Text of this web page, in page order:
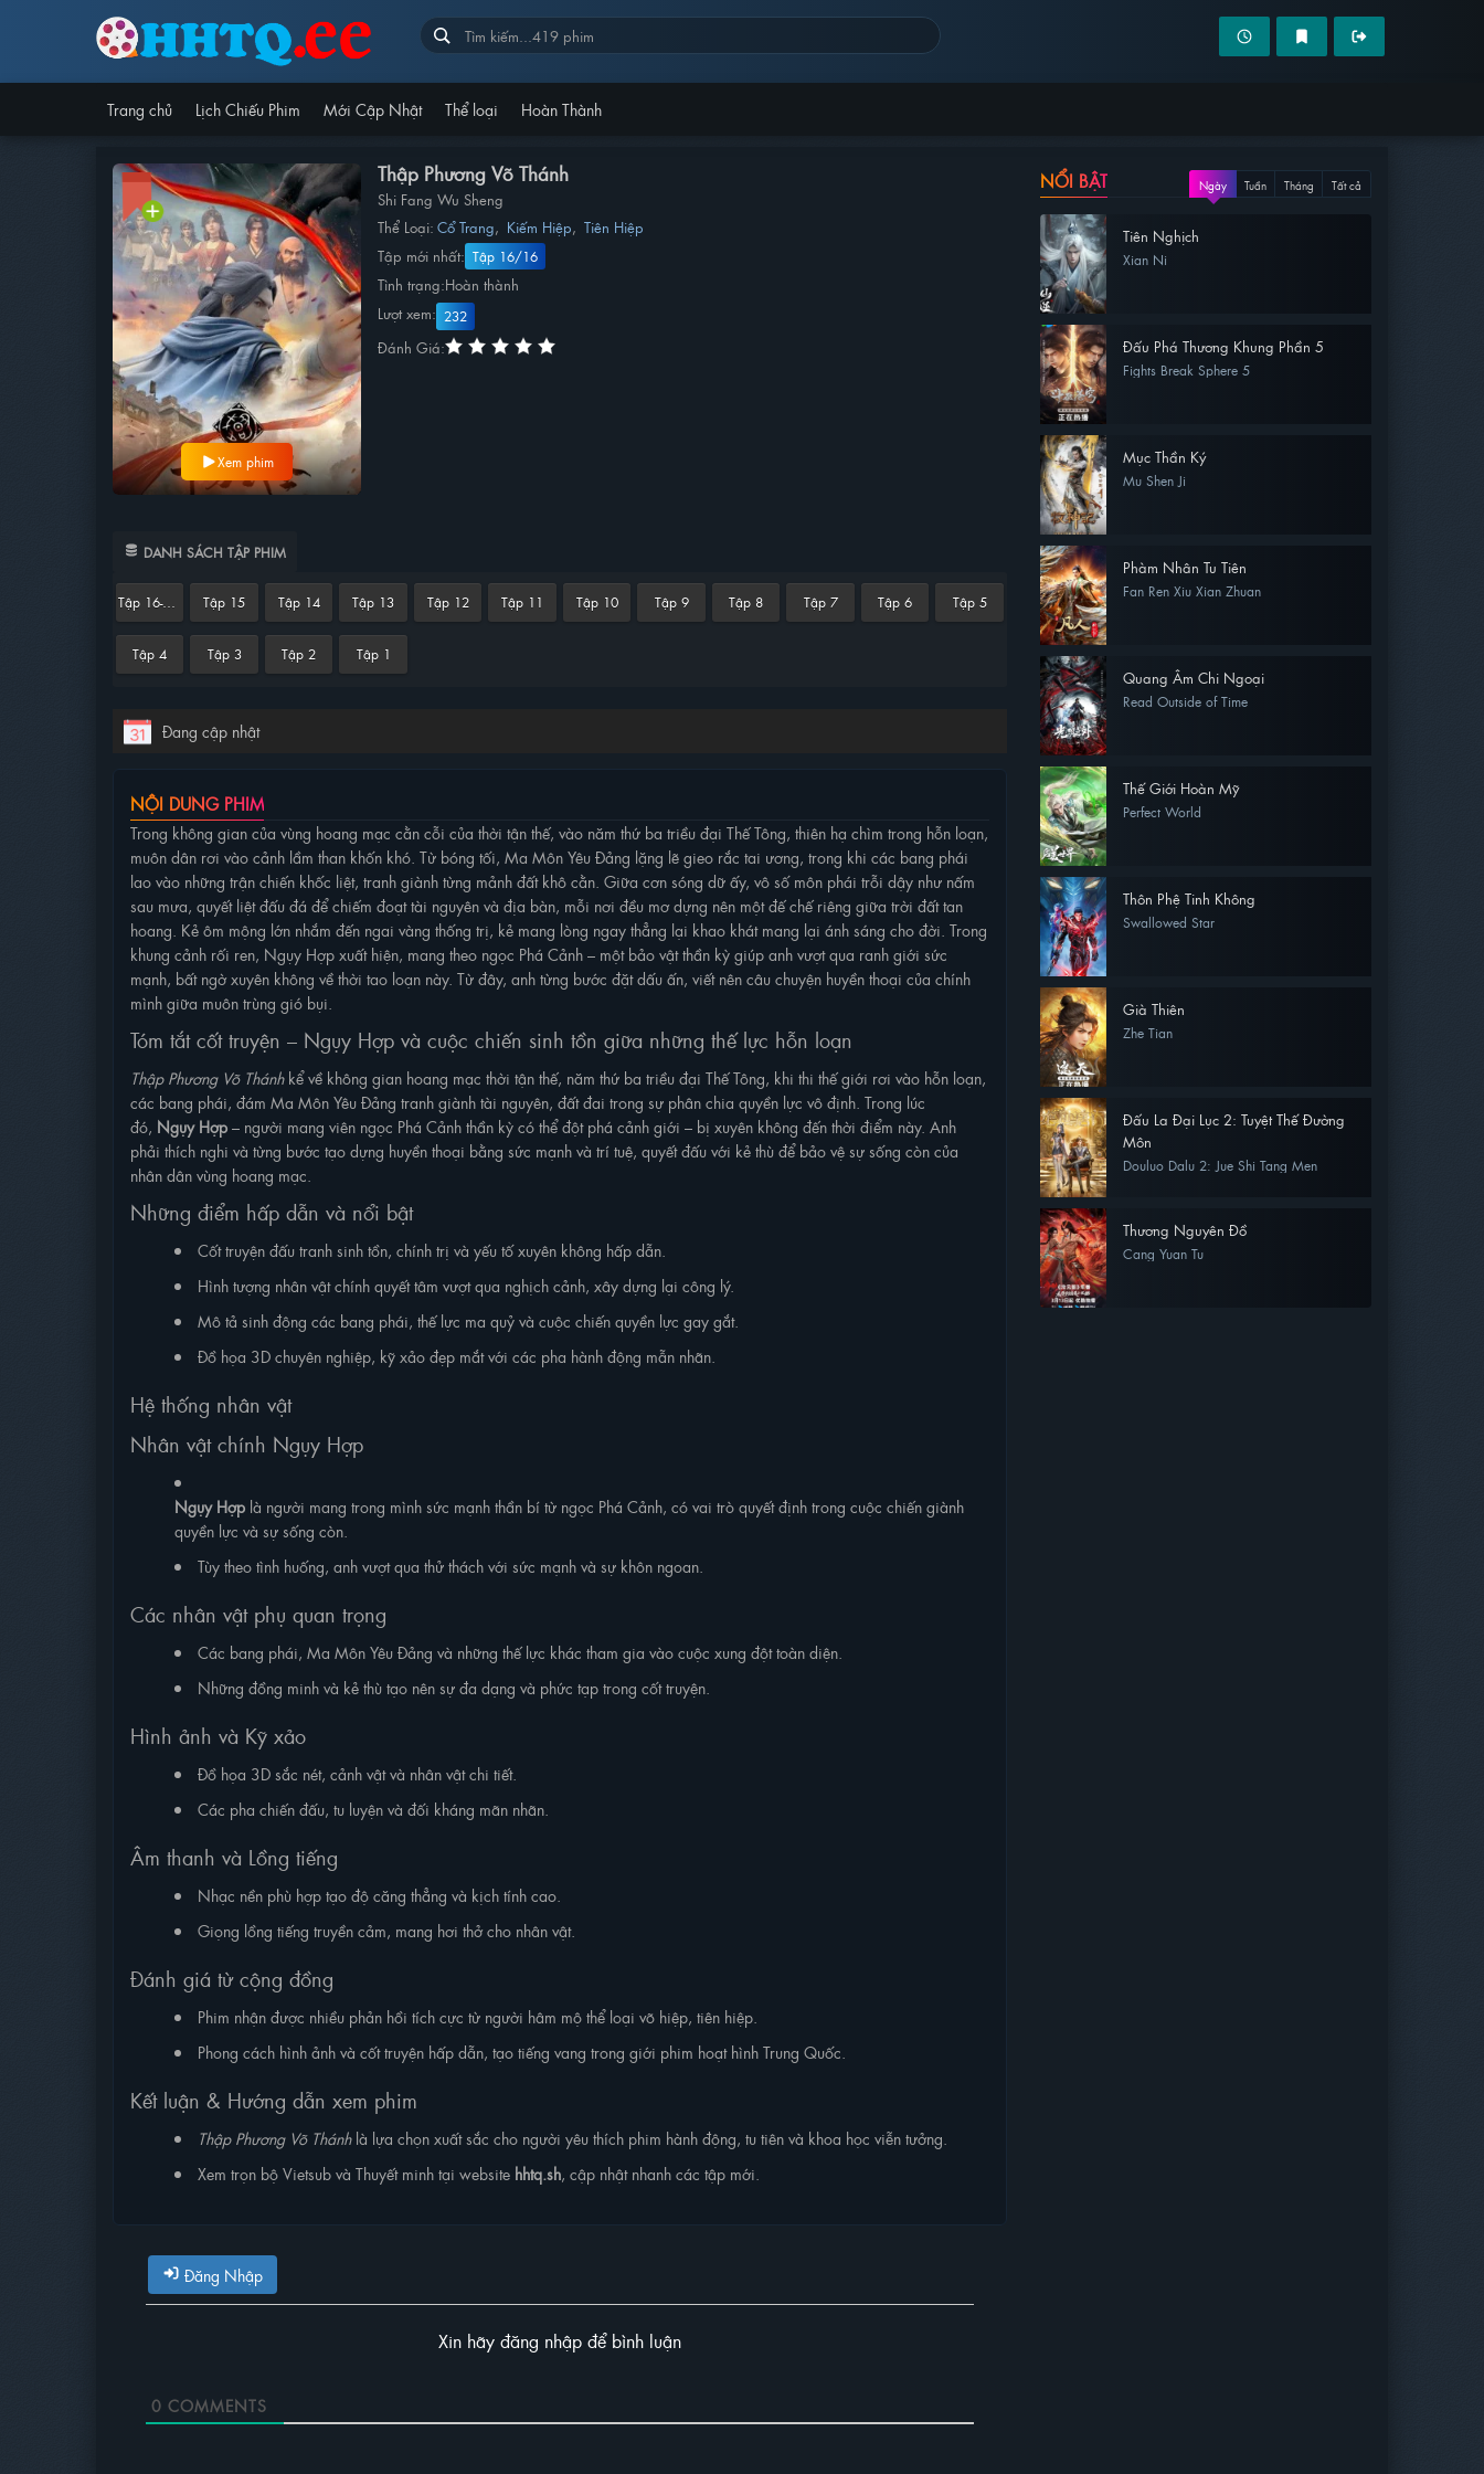
Trang chủ Lịch Chiếu Phim Mới Cập Nhật Thể loại Hoàn Thành
Xem phim
Thập Phương Võ Thánh
Shi Fang Wu Sheng
Thể Loại: Cổ Trang, Kiếm Hiệp, Tiên Hiệp
Tập mới nhất: Tập 16/16
Tình trạng:Hoàn thành
Lượt xem: 232
Đánh Giá:
DANH SÁCH TẬP PHIM
Tập 16-End Tập 15 Tập 14 Tập 13 Tập 12 Tập 11 Tập 10 Tập 9 Tập 8 Tập 7 Tập 6 Tập 5
Tập 4 Tập 3 Tập 2 Tập 1
Đang cập nhật
NỘI DUNG PHIM
Trong không gian của vùng hoang mạc cằn cỗi của thời tận thế, vào năm thứ ba triều đại Thế Tông, thiên hạ chìm trong hỗn loạn,
muôn dân rơi vào cảnh lầm than khốn khó. Từ bóng tối, Ma Môn Yêu Đảng lặng lẽ gieo rắc tai ương, trong khi các bang phái
lao vào những trận chiến khốc liệt, tranh giành từng mảnh đất khô cằn. Giữa cơn sóng dữ ấy, vô số môn phái trỗi dậy như nấm
sau mưa, quyết liệt đấu đá để chiếm đoạt tài nguyên và địa bàn, mỗi nơi đều mơ dựng nên một đế chế riêng giữa trời đất tan
hoang. Kẻ ôm mộng lớn nhắm đến ngai vàng thống trị, kẻ mang lòng ngay thẳng lại khao khát mang lại ánh sáng cho đời. Trong
khung cảnh rối ren, Ngụy Hợp xuất hiện, mang theo ngọc Phá Cảnh – một bảo vật thần kỳ giúp anh vượt qua ranh giới sức
mạnh, bất ngờ xuyên không về thời tao loạn này. Từ đây, anh từng bước đặt dấu ấn, viết nên câu chuyện huyền thoại của chính
mình giữa muôn trùng gió bụi.
Tóm tắt cốt truyện – Ngụy Hợp và cuộc chiến sinh tồn giữa những thế lực hỗn loạn
Thập Phương Võ Thánhkể về không gian hoang mạc thời tận thế, năm thứ ba triều đại Thế Tông, khi thi thế giới rơi vào hỗn loạn,
các bang phái, đám Ma Môn Yêu Đảng tranh giành tài nguyên, đất đai trong sự phân chia quyền lực vô định. Trong lúc
đó, Ngụy Hợp– người mang viên ngọc Phá Cảnh thần kỳ có thể đột phá cảnh giới – bị xuyên không đến thời điểm này. Anh
phải thích nghi và từng bước tạo dựng huyền thoại bằng sức mạnh và trí tuệ, quyết đấu với kẻ thù để bảo vệ sự sống còn của
nhân dân vùng hoang mạc.
Những điểm hấp dẫn và nổi bật
Cốt truyện đấu tranh sinh tồn, chính trị và yếu tố xuyên không hấp dẫn.
Hình tượng nhân vật chính quyết tâm vượt qua nghịch cảnh, xây dựng lại công lý.
Mô tả sinh động các bang phái, thế lực ma quỷ và cuộc chiến quyền lực gay gắt.
Đồ họa 3D chuyên nghiệp, kỹ xảo đẹp mắt với các pha hành động mẫn nhãn.
Hệ thống nhân vật
Nhân vật chính Ngụy Hợp
Ngụy Hợp là người mang trong mình sức mạnh thần bí từ ngọc Phá Cảnh, có vai trò quyết định trong cuộc chiến giành
quyền lực và sự sống còn.
Tùy theo tình huống, anh vượt qua thử thách với sức mạnh và sự khôn ngoan.
Các nhân vật phụ quan trọng
Các bang phái, Ma Môn Yêu Đảng và những thế lực khác tham gia vào cuộc xung đột toàn diện.
Những đồng minh và kẻ thù tạo nên sự đa dạng và phức tạp trong cốt truyện.
Hình ảnh và Kỹ xảo
Đồ họa 3D sắc nét, cảnh vật và nhân vật chi tiết.
Các pha chiến đấu, tu luyện và đối kháng mãn nhãn.
Âm thanh và Lồng tiếng
Nhạc nền phù hợp tạo độ căng thẳng và kịch tính cao.
Giọng lồng tiếng truyền cảm, mang hơi thở cho nhân vật.
Đánh giá từ cộng đồng
Phim nhận được nhiều phản hồi tích cực từ người hâm mộ thể loại võ hiệp, tiên hiệp.
Phong cách hình ảnh và cốt truyện hấp dẫn, tạo tiếng vang trong giới phim hoạt hình Trung Quốc.
Kết luận & Hướng dẫn xem phim
Thập Phương Võ Thánhlà lựa chọn xuất sắc cho người yêu thích phim hành động, tu tiên và khoa học viễn tưởng.
Xem trọn bộ Vietsub và Thuyết minh tại website hhtq.sh, cập nhật nhanh các tập mới.
Đăng Nhập
Xin hãy đăng nhập để bình luận
0 COMMENTS
NỔI BẬT Ngày Tuần Tháng Tất cả
Tiên Nghịch
Xian Ni
Đấu Phá Thương Khung Phần 5
Fights Break Sphere 5
Mục Thần Ký
Mu Shen Ji
Phàm Nhân Tu Tiên
Fan Ren Xiu Xian Zhuan
Quang Âm Chi Ngoại
Read Outside of Time
Thế Giới Hoàn Mỹ
Perfect World
Thôn Phệ Tinh Không
Swallowed Star
Già Thiên
Zhe Tian
Đấu La Đại Lục 2: Tuyệt Thế Đường
Môn
Douluo Dalu 2: Jue Shi Tang Men
Thương Nguyên Đồ
Cang Yuan Tu